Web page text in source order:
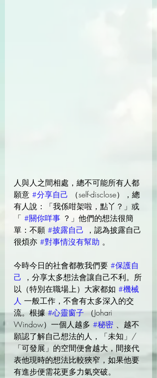
人與人之間相處，總不可能所有人都
願意 #分享自己 （self-disclose），總
有人說：「我係咁架啦，點丫？」或
「 #關你咩事 ？」他們的想法很簡
單：不願 #披露自己 ，認為披露自己
很煩亦 #對事情沒有幫助 。
今時今日的社會都教我們要 #保護自
己 ，分享太多想法會讓自己不利。所
以（特別在職場上）大家都如 #機械
人 一般工作，不會有太多深入的交
流。根據 #心靈窗子 （Johari
Window）一個人越多 #秘密 、越不
願認了解自己想法的人，「未知」/
「可發展」的空間便會越大，間接代
表他現時的想法比較狹窄，如果他要
有進步便需花更多力氣突破。